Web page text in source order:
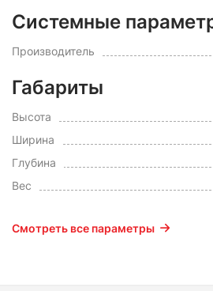
Системные
Производитель
Габариты
Высота
Ширина
Глубина
Вес
Смотреть все параметры